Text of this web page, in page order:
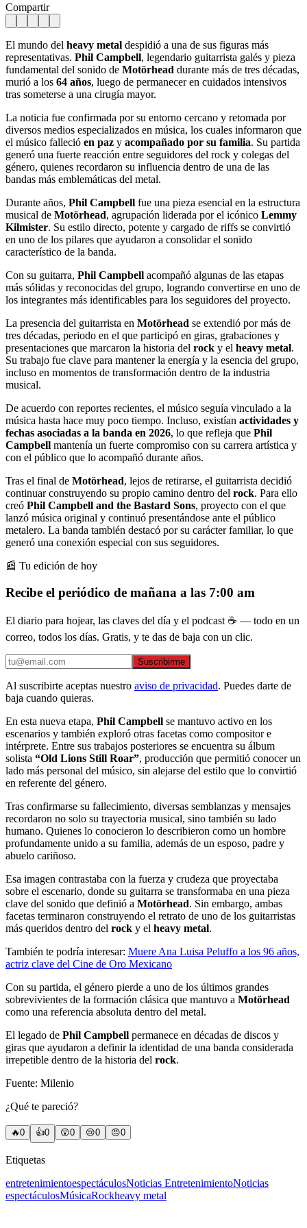
Compartir
El mundo del heavy metal despidió a una de sus figuras más
representativas. Phil Campbell, legendario guitarrista galés y pieza
fundamental del sonido de Motörhead durante más de tres décadas,
murió a los 64 años, luego de permanecer en cuidados intensivos
tras someterse a una cirugía mayor.
La noticia fue confirmada por su entorno cercano y retomada por
diversos medios especializados en música, los cuales informaron que
el músico falleció en paz y acompañado por su familia. Su partida
generó una fuerte reacción entre seguidores del rock y colegas del
género, quienes recordaron su influencia dentro de una de las
bandas más emblemáticas del metal.
Durante años, Phil Campbell fue una pieza esencial en la estructura
musical de Motörhead, agrupación liderada por el icónico Lemmy
Kilmister. Su estilo directo, potente y cargado de riffs se convirtió
en uno de los pilares que ayudaron a consolidar el sonido
característico de la banda.
Con su guitarra, Phil Campbell acompañó algunas de las etapas
más sólidas y reconocidas del grupo, logrando convertirse en uno de
los integrantes más identificables para los seguidores del proyecto.
La presencia del guitarrista en Motörhead se extendió por más de
tres décadas, periodo en el que participó en giras, grabaciones y
presentaciones que marcaron la historia del rock y el heavy metal.
Su trabajo fue clave para mantener la energía y la esencia del grupo,
incluso en momentos de transformación dentro de la industria
musical.
De acuerdo con reportes recientes, el músico seguía vinculado a la
música hasta hace muy poco tiempo. Incluso, existían actividades y
fechas asociadas a la banda en 2026, lo que refleja que Phil
Campbell mantenía un fuerte compromiso con su carrera artística y
con el público que lo acompañó durante años.
Tras el final de Motörhead, lejos de retirarse, el guitarrista decidió
continuar construyendo su propio camino dentro del rock. Para ello
creó Phil Campbell and the Bastard Sons, proyecto con el que
lanzó música original y continuó presentándose ante el público
metalero. La banda también destacó por su carácter familiar, lo que
generó una conexión especial con sus seguidores.
📰 Tu edición de hoy
Recibe el periódico de mañana a las 7:00 am
El diario para hojear, las claves del día y el podcast ☕ — todo en un
correo, todos los días. Gratis, y te das de baja con un clic.
Suscribirme
Al suscribirte aceptas nuestro aviso de privacidad. Puedes darte de
baja cuando quieras.
En esta nueva etapa, Phil Campbell se mantuvo activo en los
escenarios y también exploró otras facetas como compositor e
intérprete. Entre sus trabajos posteriores se encuentra su álbum
solista “Old Lions Still Roar”, producción que permitió conocer un
lado más personal del músico, sin alejarse del estilo que lo convirtió
en referente del género.
Tras confirmarse su fallecimiento, diversas semblanzas y mensajes
recordaron no solo su trayectoria musical, sino también su lado
humano. Quienes lo conocieron lo describieron como un hombre
profundamente unido a su familia, además de un esposo, padre y
abuelo cariñoso.
Esa imagen contrastaba con la fuerza y crudeza que proyectaba
sobre el escenario, donde su guitarra se transformaba en una pieza
clave del sonido que definió a Motörhead. Sin embargo, ambas
facetas terminaron construyendo el retrato de uno de los guitarristas
más queridos dentro del rock y el heavy metal.
También te podría interesar: Muere Ana Luisa Peluffo a los 96 años,
actriz clave del Cine de Oro Mexicano
Con su partida, el género pierde a uno de los últimos grandes
sobrevivientes de la formación clásica que mantuvo a Motörhead
como una referencia absoluta dentro del metal.
El legado de Phil Campbell permanece en décadas de discos y
giras que ayudaron a definir la identidad de una banda considerada
irrepetible dentro de la historia del rock.
Fuente: Milenio
¿Qué te pareció?
🔥0 👍0 😲0 😢0 😠0
Etiquetas
entretenimientoespectáculosNoticias EntretenimientoNoticias
espectáculosMúsicaRockheavy metal